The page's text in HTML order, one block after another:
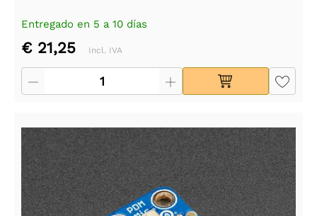
Entregado en 5 a 10 días
€ 21,25 Incl. IVA